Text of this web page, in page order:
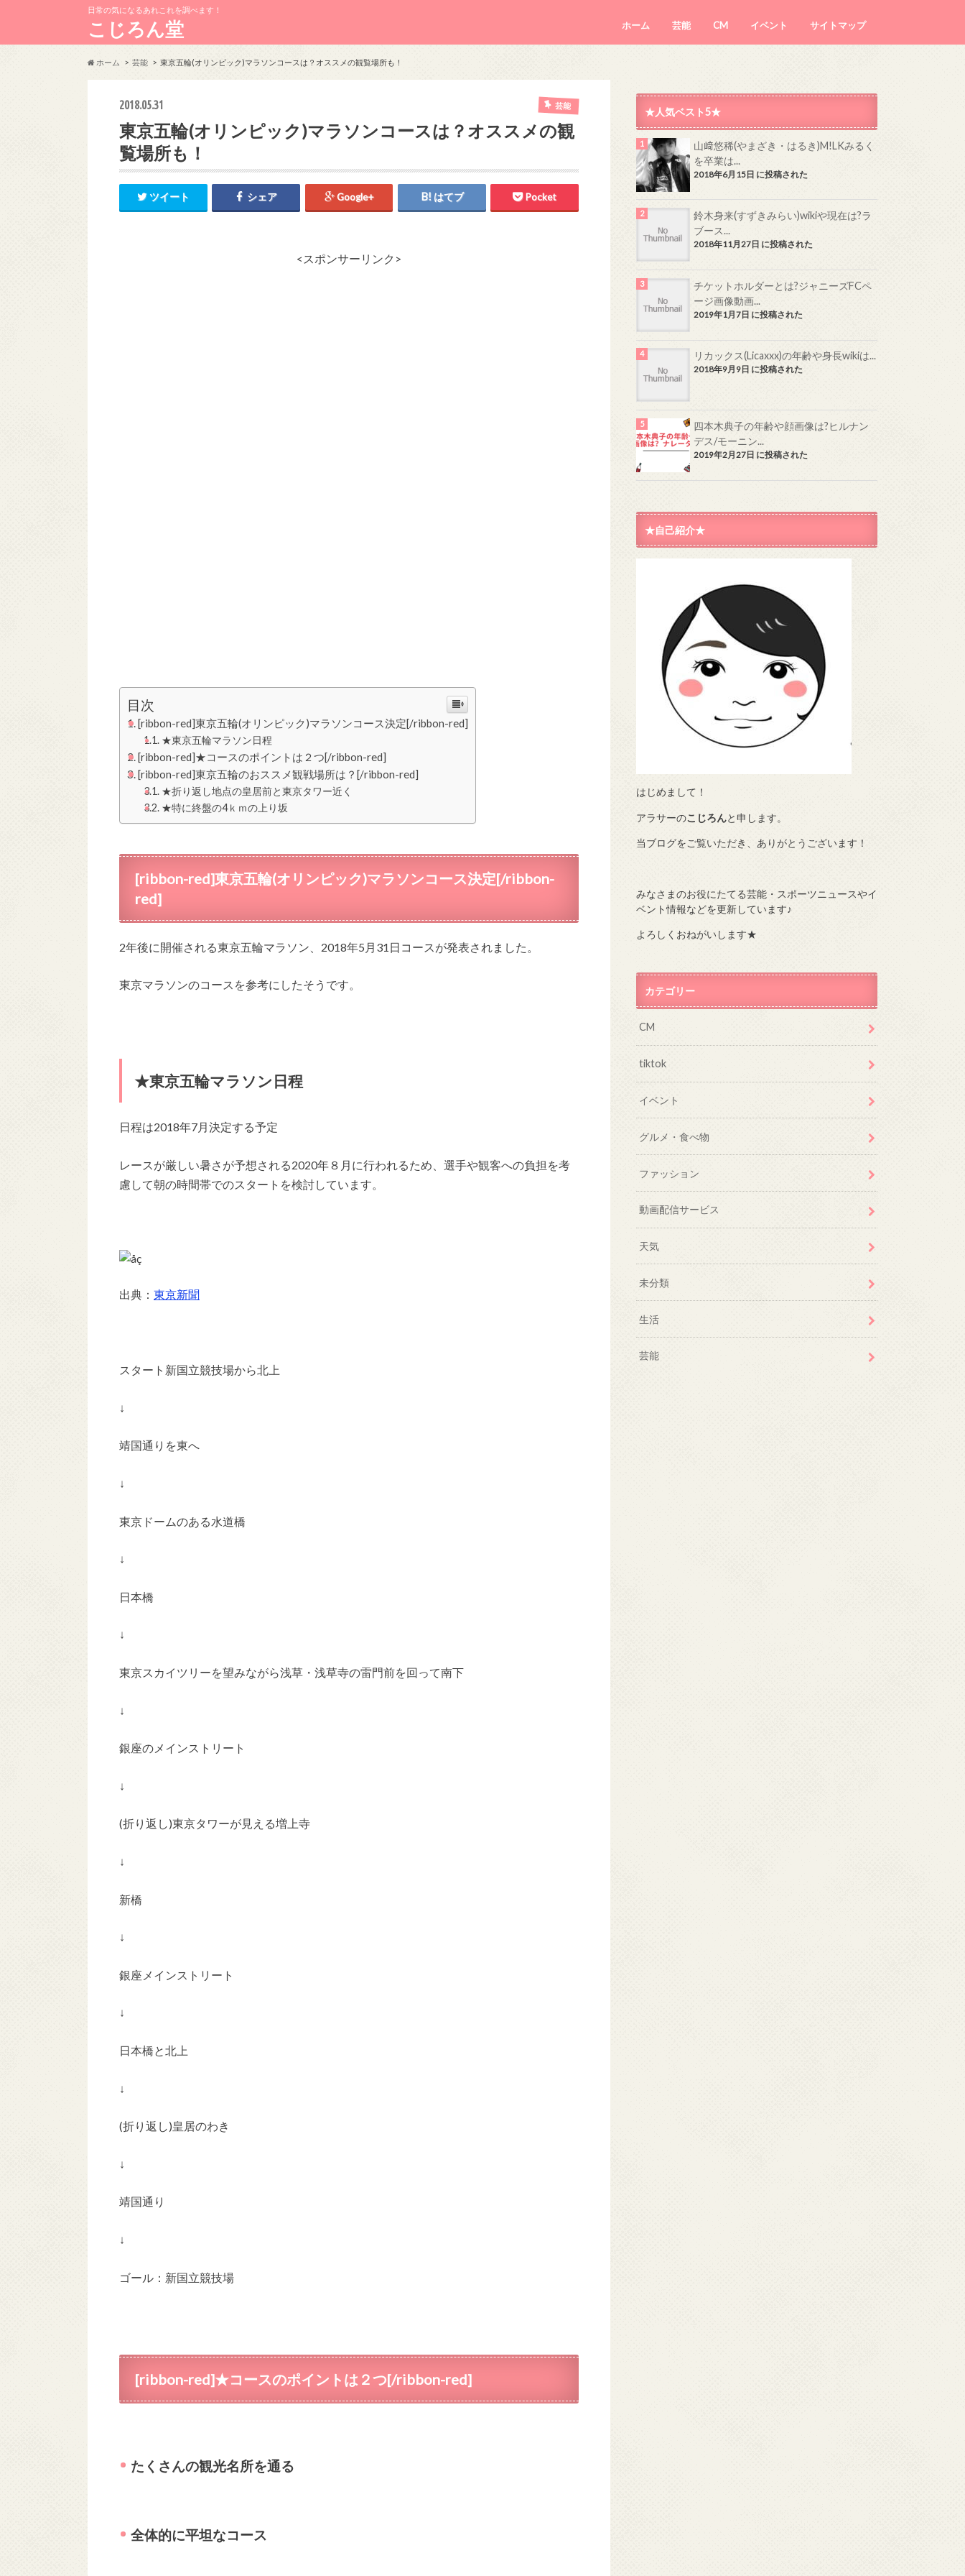
日常の気になるあれこれを調べます！
こじろん堂 ホーム 芸能 CM イベント サイトマップ
ホーム 芸能 東京五輪(オリンピック)マラソンコースは？オススメの観覧場所も！
2018.05.31 芸能
東京五輪(オリンピック)マラソンコースは？オススメの観
覧場所も！
ツイート シェア Google+ はてブ Pocket
<スポンサーリンク>
目次
[ribbon-red]東京五輪(オリンピック)マラソンコース決定[/ribbon-red]
★東京五輪マラソン日程
[ribbon-red]★コースのポイントは２つ[/ribbon-red]
[ribbon-red]東京五輪のおススメ観戦場所は？[/ribbon-red]
★折り返し地点の皇居前と東京タワー近く
★特に終盤の4ｋｍの上り坂
[ribbon-red]東京五輪(オリンピック)マラソンコース決定[/ribbon-
red]
2年後に開催される東京五輪マラソン、2018年5月31日コースが発表されました。
東京マラソンのコースを参考にしたそうです。
★東京五輪マラソン日程
日程は2018年7月決定する予定
レースが厳しい暑さが予想される2020年８月に行われるため、選手や観客への負担を考
慮して朝の時間帯でのスタートを検討しています。
出典： 東京新聞
スタート新国立競技場から北上
↓
靖国通りを東へ
↓
東京ドームのある水道橋
↓
日本橋
↓
東京スカイツリーを望みながら浅草・浅草寺の雷門前を回って南下
↓
銀座のメインストリート
↓
(折り返し)東京タワーが見える増上寺
↓
新橋
↓
銀座メインストリート
↓
日本橋と北上
↓
(折り返し)皇居のわき
↓
靖国通り
↓
ゴール：新国立競技場
[ribbon-red]★コースのポイントは２つ[/ribbon-red]
たくさんの観光名所を通る
全体的に平坦なコース
★人気ベスト5★
山﨑悠稀(やまざき・はるき)M!LKみるく
を卒業は...
2018年6月15日 に投稿された
鈴木身来(すずきみらい)wikiや現在は?ラ
ブース...
2018年11月27日 に投稿された
チケットホルダーとは?ジャニーズFCペ
ージ画像動画...
2019年1月7日 に投稿された
リカックス(Licaxxx)の年齢や身長wikiは...
2018年9月9日 に投稿された
四本木典子の年齢や顔画像は?ヒルナン
デス/モーニン...
2019年2月27日 に投稿された
★自己紹介★
はじめまして！
アラサーのこじろんと申します。
当ブログをご覧いただき、ありがとうございます！
みなさまのお役にたてる芸能・スポーツニュースやイ
ベント情報などを更新しています♪
よろしくおねがいします★
カテゴリー
CM
tiktok
イベント
グルメ・食べ物
ファッション
動画配信サービス
天気
未分類
生活
芸能